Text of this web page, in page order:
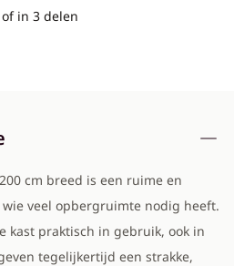
in 3 delen
cm breed is een ruime en
veel opbergruimte nodig heeft.
kast praktisch in gebruik, ook in
tegelijkertijd een strakke,